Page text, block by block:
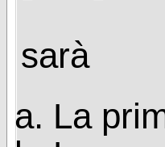
sarà
La